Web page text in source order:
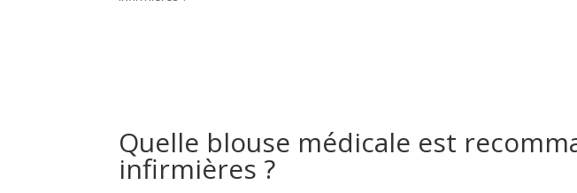
Quelle blouse médicale est
infirmières ?